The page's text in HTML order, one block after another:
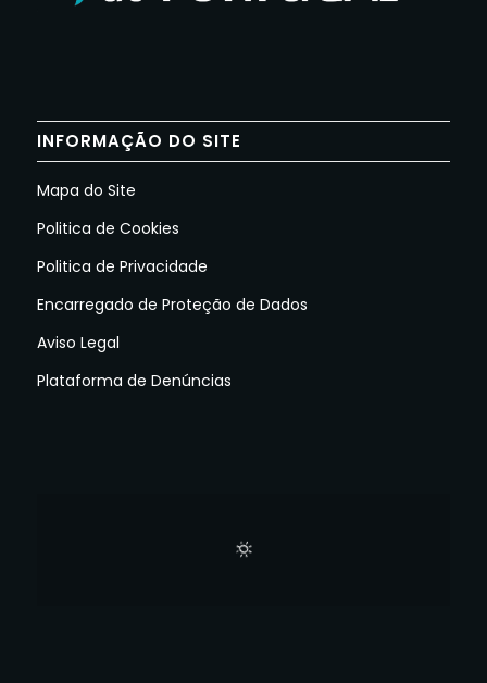
INFORMAÇÃO DO SITE
Mapa do Site
Politica de Cookies
Politica de Privacidade
Encarregado de Proteção de Dados
Aviso Legal
Plataforma de Denúncias